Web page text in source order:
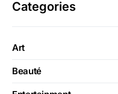
Categories
Art
Beauté